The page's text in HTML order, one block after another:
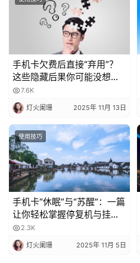
手机卡欠费后直接“弃用”？
这些隐藏后果你可能没想
到！
7.6K
灯火阑珊 2025年 11月 13日
使用技巧
手机卡“休眠”与“苏醒”：一篇
让你轻松掌握停复机与挂失
的科普指南
2.3K
灯火阑珊 2025年 11月 5日